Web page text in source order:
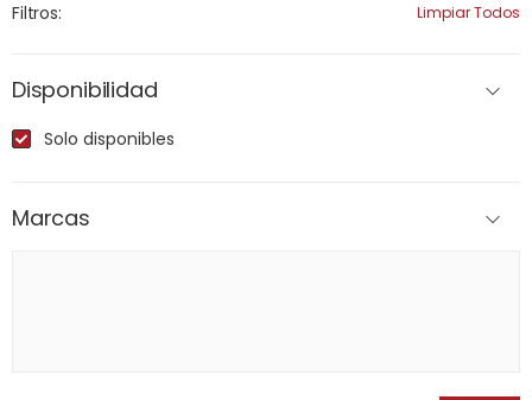
Filtros: Limpiar Todos
Disponibilidad
Solo disponibles
Marcas